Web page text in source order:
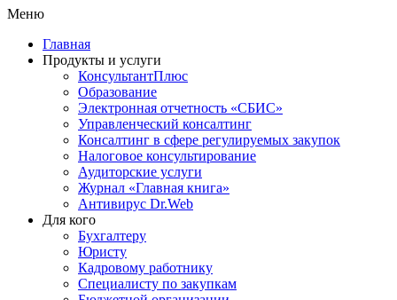
Меню
Главная
Продукты и услуги
КонсультантПлюс
Образование
Электронная отчетность «СБИС»
Управленческий консалтинг
Консалтинг в сфере регулируемых закупок
Налоговое консультирование
Аудиторские услуги
Журнал «Главная книга»
Антивирус Dr.Web
Для кого
Бухгалтеру
Юристу
Кадровому работнику
Специалисту по закупкам